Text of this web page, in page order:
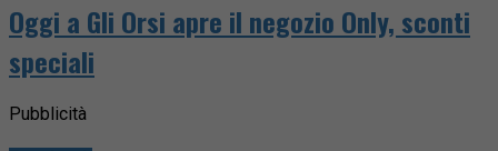
Oggi a Gli Orsi apre il negozio Only, sconti
speciali
Pubblicità